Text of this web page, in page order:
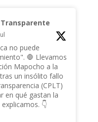
no puede
🛑 Llevamos
Mapocho a la
un insólito fallo
(CPLT)
en qué gastan la
👇